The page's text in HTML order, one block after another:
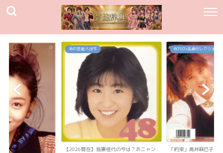
あの芸能人は今
【2026現在】我妻佳代の今は？おニャン
80`90's名曲セレクション
「約束」高井麻巳子